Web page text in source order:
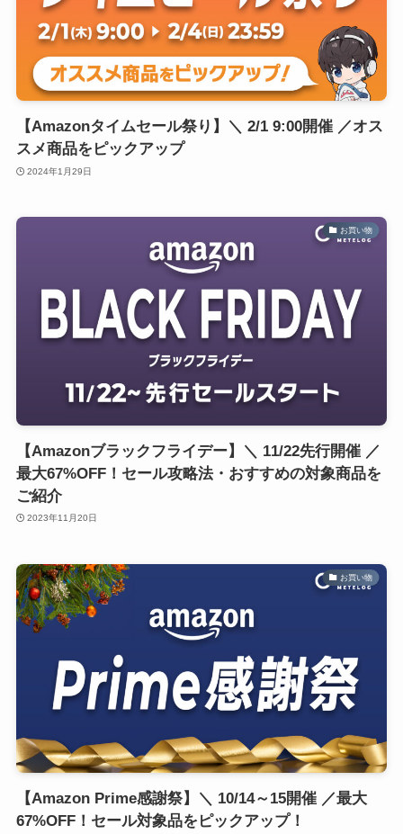
【Amazonタイムセール祭り】＼ 2/1 9:00開催 ／オス
スメ商品をピックアップ
2024年1月29日
お買い物
【Amazonブラックフライデー】＼ 11/22先行開催 ／
最大67%OFF！セール攻略法・おすすめの対象商品を
ご紹介
2023年11月20日
お買い物
【Amazon Prime感謝祭】＼ 10/14～15開催 ／最大
67%OFF！セール対象品をピックアップ！